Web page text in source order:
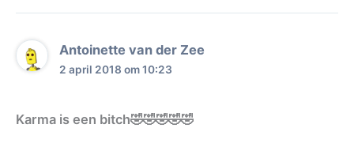
Antoinette van der Zee
2 april 2018 om 10:23
Karma is een bitch🤣🤣🤣🤣🤣